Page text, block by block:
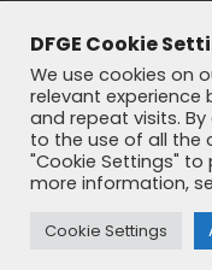
+49 8192
DFGE Cookie
We use cookies on
relevant experience
and repeat visits. By
to the use of all the
"Cookie Settings"
more information,
Cookie Settings